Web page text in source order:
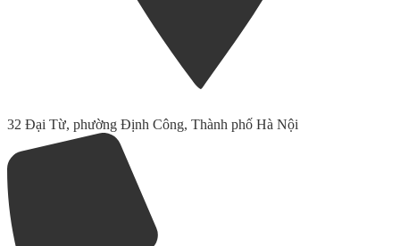
32 Đại Từ, phường Định Công, Thành phố Hà Nội